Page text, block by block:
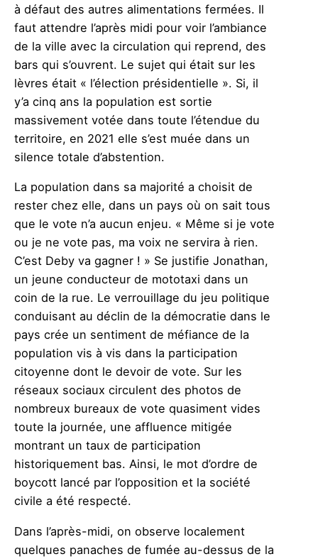
à défaut des autres alimentations fermées. Il
faut attendre l’après midi pour voir l’ambiance
de la ville avec la circulation qui reprend, des
bars qui s’ouvrent. Le sujet qui était sur les
lèvres était « l’élection présidentielle ». Si, il
y’a cinq ans la population est sortie
massivement votée dans toute l’étendue du
territoire, en 2021 elle s’est muée dans un
silence totale d’abstention.
La population dans sa majorité a choisit de
rester chez elle, dans un pays où on sait tous
que le vote n’a aucun enjeu. « Même si je vote
ou je ne vote pas, ma voix ne servira à rien.
C’est Deby va gagner ! » Se justifie Jonathan,
un jeune conducteur de mototaxi dans un
coin de la rue. Le verrouillage du jeu politique
conduisant au déclin de la démocratie dans le
pays crée un sentiment de méfiance de la
population vis à vis dans la participation
citoyenne dont le devoir de vote. Sur les
réseaux sociaux circulent des photos de
nombreux bureaux de vote quasiment vides
toute la journée, une affluence mitigée
montrant un taux de participation
historiquement bas. Ainsi, le mot d’ordre de
boycott lancé par l’opposition et la société
civile a été respecté.
Dans l’après-midi, on observe localement
quelques panaches de fumée au-dessus de la